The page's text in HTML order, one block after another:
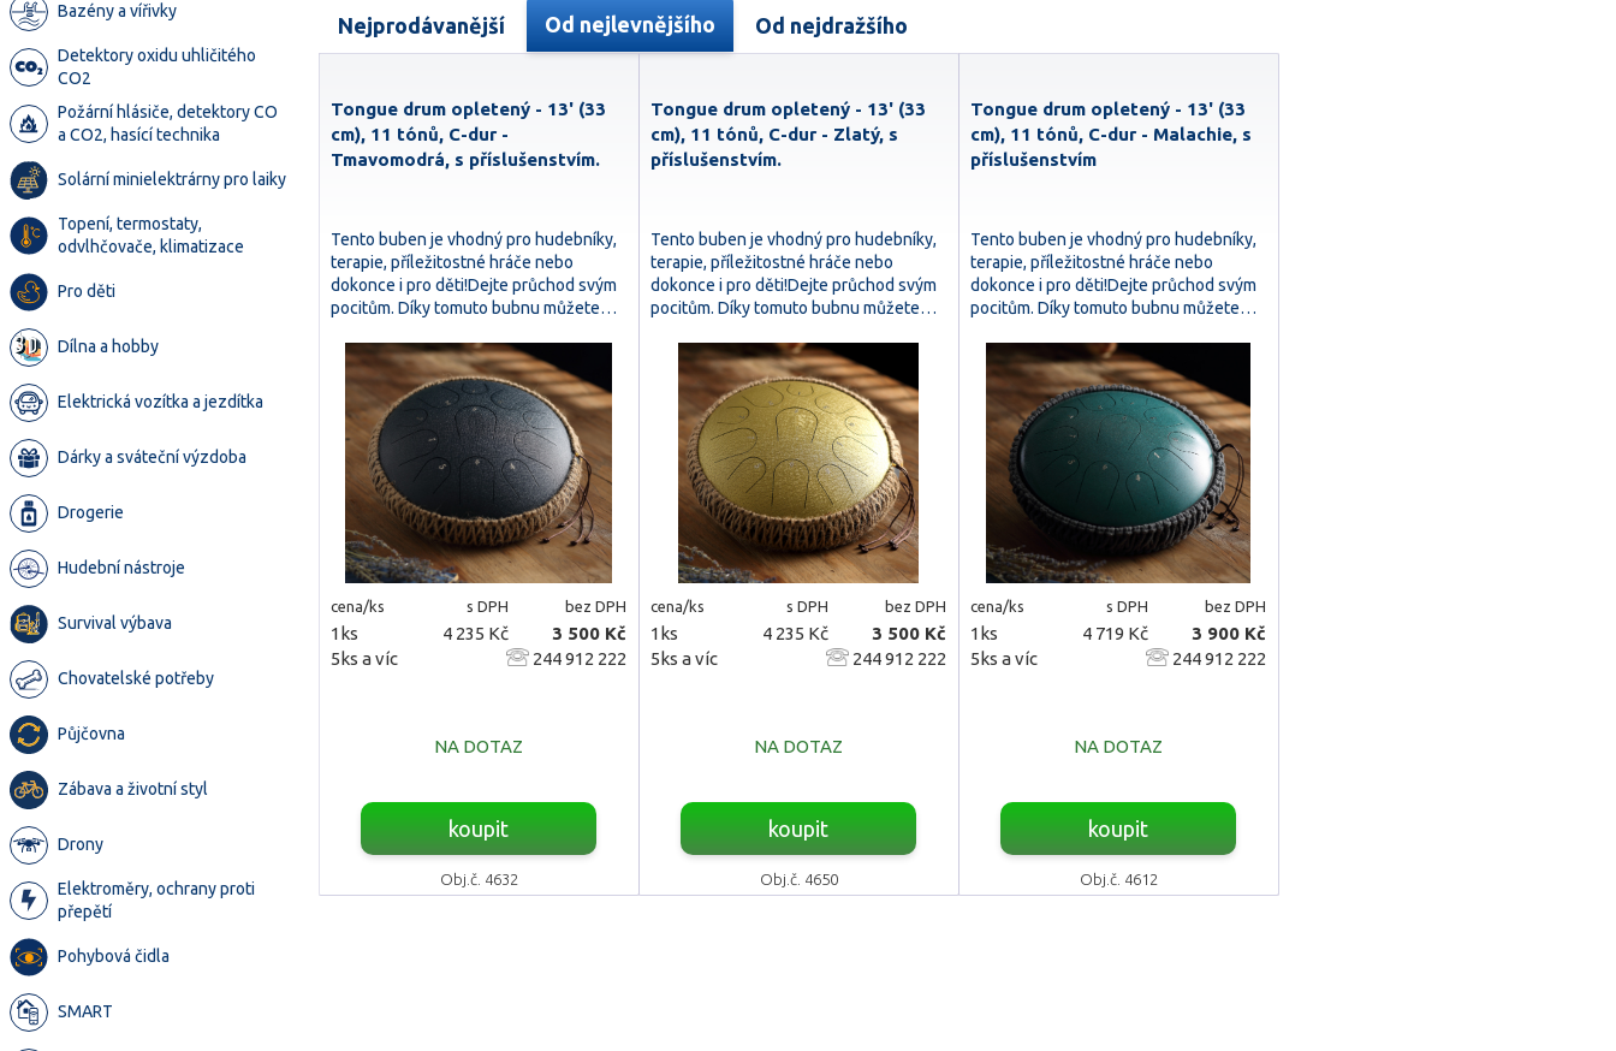
Bazény a vířivky
Detektory oxidu uhličitého
CO2
Požární hlásiče, detektory CO
a CO2, hasící technika
Solární minielektrárny pro laiky
Topení, termostaty,
odvlhčovače, klimatizace
Pro děti
Dílna a hobby
Elektrická vozítka a jezdítka
Dárky a sváteční výzdoba
Drogerie
Hudební nástroje
Survival výbava
Chovatelské potřeby
Půjčovna
Zábava a životní styl
Drony
Elektroměry, ochrany proti
přepětí
Pohybová čidla
SMART
Nejprodávanější Od nejlevnějšího Od nejdražšího
Tongue drum opletený - 13' (33
cm), 11 tónů, C-dur -
Tmavomodrá, s příslušenstvím.
Tento buben je vhodný pro hudebníky,
terapie, příležitostné hráče nebo
dokonce i pro děti!Dejte průchod svým
pocitům. Díky tomuto bubnu můžete…
cena/ks s DPH bez DPH
1ks 4 235 Kč
3 500 Kč
5ks a víc
244 912 222
NA DOTAZ
koupit
Obj.č. 4632
Tongue drum opletený - 13' (33
cm), 11 tónů, C-dur - Zlatý, s
příslušenstvím.
Tento buben je vhodný pro hudebníky,
terapie, příležitostné hráče nebo
dokonce i pro děti!Dejte průchod svým
pocitům. Díky tomuto bubnu můžete…
cena/ks s DPH bez DPH
1ks 4 235 Kč
3 500 Kč
5ks a víc
244 912 222
NA DOTAZ
koupit
Obj.č. 4650
Tongue drum opletený - 13' (33
cm), 11 tónů, C-dur - Malachie, s
příslušenstvím
Tento buben je vhodný pro hudebníky,
terapie, příležitostné hráče nebo
dokonce i pro děti!Dejte průchod svým
pocitům. Díky tomuto bubnu můžete…
cena/ks s DPH bez DPH
1ks 4 719 Kč
3 900 Kč
5ks a víc
244 912 222
NA DOTAZ
koupit
Obj.č. 4612